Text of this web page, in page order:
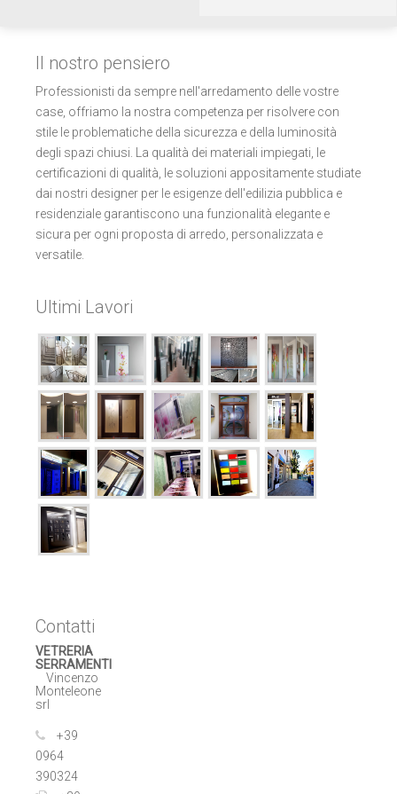
Il nostro pensiero
Professionisti da sempre nell'arredamento delle vostre
case, offriamo la nostra competenza per risolvere con
stile le problematiche della sicurezza e della luminosità
degli spazi chiusi. La qualità dei materiali impiegati, le
certificazioni di qualità, le soluzioni appositamente studiate
dai nostri designer per le esigenze dell'edilizia pubblica e
residenziale garantiscono una funzionalità elegante e
sicura per ogni proposta di arredo, personalizzata e
versatile.
Ultimi Lavori
Contatti
VETRERIA
SERRAMENTI
Vincenzo
Monteleone
srl
+39
0964
390324